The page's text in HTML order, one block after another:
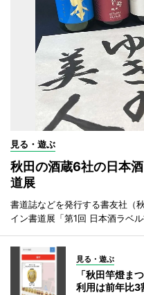
見る・遊ぶ
秋田の酒蔵6社の日本
道展
書道誌などを発行する書友社（
イン書道展「第1回 日本酒ラベル
見る・遊ぶ
「秋田竿燈ま
利用は前年比3